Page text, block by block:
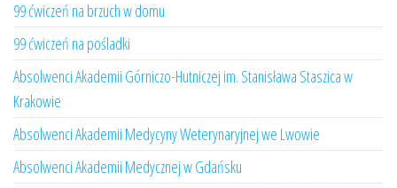
99 ćwiczeń na brzuch w domu
99 ćwiczeń na pośladki
Absolwenci Akademii Górniczo-Hutniczej im. Stanisława Staszica w
Krakowie
Absolwenci Akademii Medycyny Weterynaryjnej we Lwowie
Absolwenci Akademii Medycznej w Gdańsku